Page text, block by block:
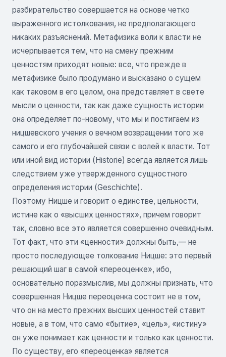
разбирательство совершается на основе четко
выраженного истолкования, не предполагающего
никаких разъяснений. Метафизика воли к власти не
исчерпывается тем, что на смену прежним
ценностям приходят новые: все, что прежде в
метафизике было продумано и высказано о сущем
как таковом в его целом, она представляет в свете
мысли о ценности, так как даже сущность истории
она определяет по-новому, что мы и постигаем из
ницшевского учения о вечном возвращении того же
самого и его глубочайшей связи с волей к власти. Тот
или иной вид истории (Historie) всегда является лишь
следствием уже утвержденного сущностного
определения истории (Geschichte).
Поэтому Ницше и говорит о единстве, цельности,
истине как о «высших ценностях», причем говорит
так, словно все это является совершенно очевидным.
Тот факт, что эти «ценности» должны быть,— не
просто последующее толкование Ницше: это первый
решающий шаг в самой «переоценке», ибо,
основательно поразмыслив, мы должны признать, что
совершенная Ницше переоценка состоит не в том,
что он на место прежних высших ценностей ставит
новые, а в том, что само «бытие», «цель», «истину»
он уже понимает как ценности и только как ценности.
По существу, его «переоценка» является